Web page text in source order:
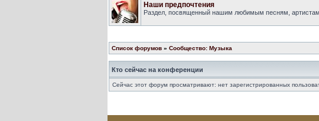
Наши предпочтения
Раздел, посвященный нашим любимым песням,
Список форумов » Сообщество: Музыка
Кто сейчас на конференции
Сейчас этот форум просматривают: нет зарегистрированных